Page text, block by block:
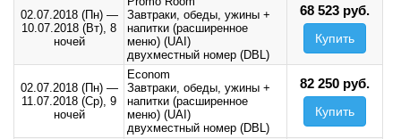
02.07.2018 (Пн)—
10.07.2018 (Вт), 8
ночей
Завтраки, обеды, ужины +
напитки (расширенное
меню) (UAI)
двухместный номер (DBL)
68 523 руб.
Купить
02.07.2018 (Пн)—
11.07.2018 (Ср), 9
ночей
Econom
Завтраки, обеды, ужины +
напитки (расширенное
меню) (UAI)
двухместный номер (DBL)
82 250 руб.
Купить